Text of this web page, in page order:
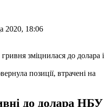
2020, 18:06
позиції, втрачені на
до долара НБУ